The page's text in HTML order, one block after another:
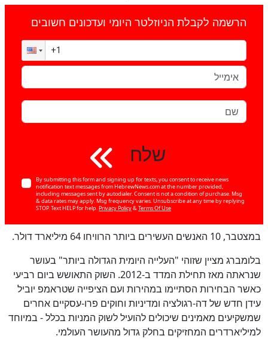
הרשמה לקבלת הניוזלטר היומי ועדכונים חשובים
שלח
By submitting this form and signing up for texts, you consent to receive news
notification text messages from HebrewNews.com at the number provided,
including messages sent by autodialer. Consent is not a condition of purchase. Msg
& data rates may apply. Msg frequency varies. Unsubscribe at any time by replying
STOP. Text HELP for help. Privacy Policy& Terms Of Use
במצטבר, 10 האנשים העשירים ביותר הרוויחו 64 מיליארד דולר.
בלומברג מציין שזוהי "העלייה היומית הגדולה ביותר" בעושר
שנראתה מאז תחילת המדד ב-2012. השוק התאושש ביום רביעי
כאשר הבחירות הסתיימו במהירות ועם הציפייה שטראמפ יוביל
עידן חדש של דה-רגולציה ומדיניות וחוקים פרו-עסקיים אחרים
שמשקיעים מאמינים שיכולים להועיל לשוק המניות בכלל - במיוחד
למיליארדרים המחזיקים בחלק גדול מהעושר העולמי.
54% לא